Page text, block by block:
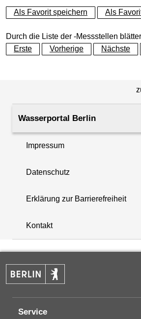
+
−
+
−
Als Favorit speichern Als
Durch die Liste der -Messstellen
Erste
Vorherige Nächste
Wasserportal Berlin
Impressum
Datenschutz
Erklärung zur Barrierefreiheit
Kontakt
Service